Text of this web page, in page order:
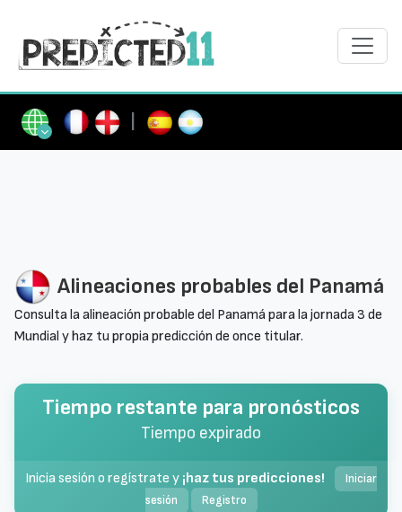
Alineaciones probables del Panamá
Consulta la alineación probable del Panamá para la jornada 3 de
Mundial y haz tu propia predicción de once titular.
Tiempo restante para pronósticos
Tiempo expirado
Inicia sesión o regístrate y ¡haz tus predicciones!
Iniciar
sesión
Registro